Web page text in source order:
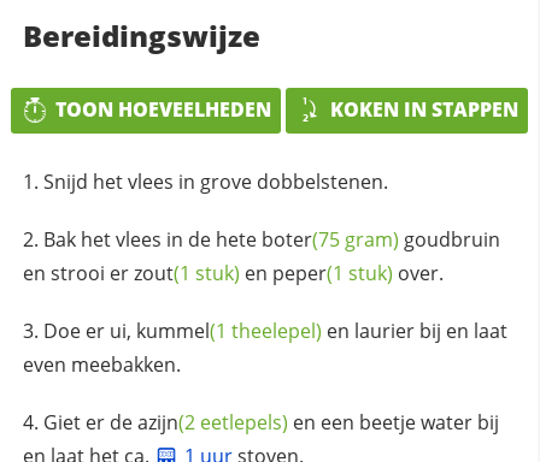
Bereidingswijze
TOON HOEVEELHEDEN KOKEN IN STAPPEN
Snijd het vlees in grove dobbelstenen.
Bak het vlees in de hete boter(75 gram) goudbruin
en strooi erzout(1 stuk) en peper(1 stuk) over.
Doe er ui, kummel(1 theelepel) en laurier bij en laat
even meebakken.
Giet er deazijn(2 eetlepels) en een beetje water bij
en laat het ca.
1 uurstoven.